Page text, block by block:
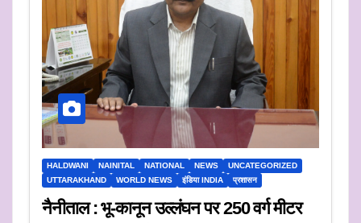
HALDWANI NAINITAL NATIONAL NEWS
UNCATEGORIZED
UTTARAKHAND
WORLD NEWS इंडिया INDIA प्रशासन
नैनीताल : भू-कानून उल्लंघन पर 250 वर्ग मीटर